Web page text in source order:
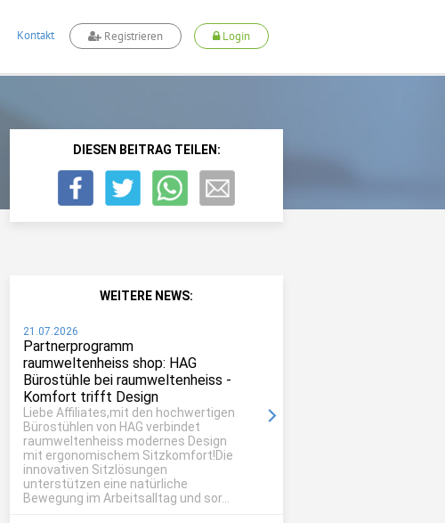
Kontakt Registrieren Login
DIESEN BEITRAG TEILEN:
WEITERE NEWS:
21.07.2026
Partnerprogramm
raumweltenheiss shop: HAG
Bürostühle bei raumweltenheiss -
Komfort trifft Design
Liebe Affiliates,mit den hochwertigen
Bürostühlen von HAG verbindet
raumweltenheiss modernes Design
mit ergonomischem Sitzkomfort!Die
innovativen Sitzlösungen
unterstützen eine natürliche
Bewegung im Arbeitsalltag und sor...